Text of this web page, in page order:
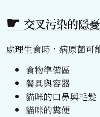
交叉污染的隱憂
處理生食時，病原菌可
食物準備區
餐具與容器
貓咪的口鼻與毛髮
貓咪的糞便